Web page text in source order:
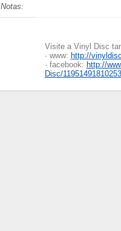
Notas:
Visite a Vinyl Disc
· www: http://
· facebook: http://
Disc/